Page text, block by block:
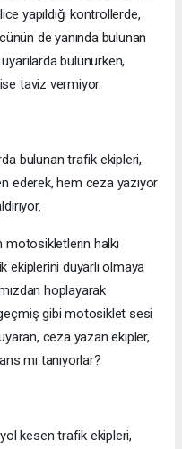
yapıldığı kontrollerde,
de yanında bulunan
bulunurken,
taviz vermiyor.
bulunan trafik ekipleri,
ederek, hem ceza yazıyor
motosikletlerin halkı
ekiplerini duyarlı olmaya
hoplayarak
gibi motosiklet sesi
ceza yazan ekipler,
mı tanıyorlar?
kesen trafik ekipleri,